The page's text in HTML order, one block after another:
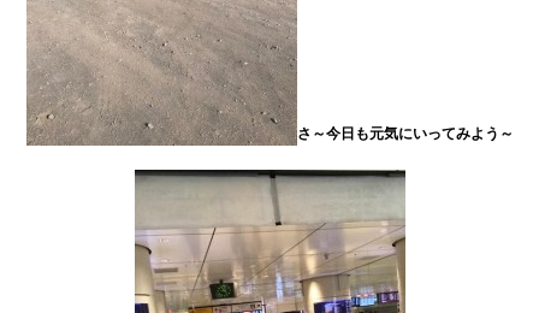
さ～今日も元気にいってみよう～